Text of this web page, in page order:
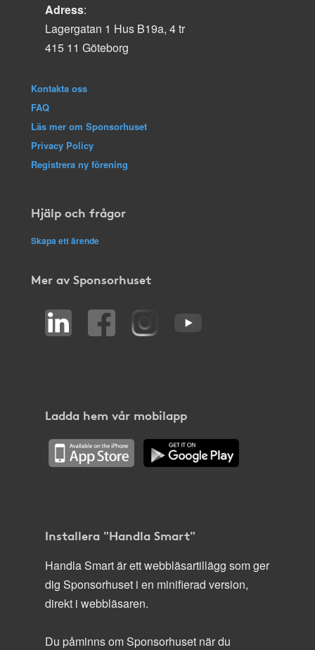
Adress:
Lagergatan 1 Hus B19a, 4 tr
415 11 Göteborg
Kontakta oss
FAQ
Läs mer om Sponsorhuset
Privacy Policy
Registrera ny förening
Hjälp och frågor
Skapa ett ärende
Mer av Sponsorhuset
Ladda hem vår mobilapp
Installera "Handla Smart"
Handla Smart är ett webbläsartillägg som ger
dig Sponsorhuset i en minifierad version,
direkt i webbläsaren.
Du påminns om Sponsorhuset när du